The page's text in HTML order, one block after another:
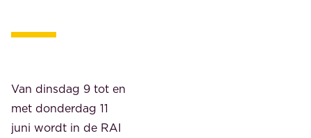
Van dinsdag 9 tot en
met donderdag 11
juni wordt in de RAI